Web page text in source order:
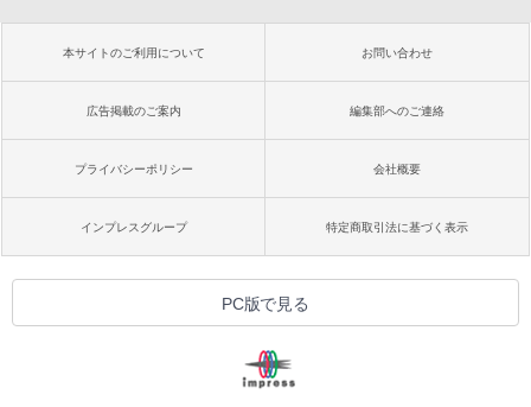
本サイトのご利用について お問い合わせ
広告掲載のご案内 編集部へのご連絡
プライバシーポリシー 会社概要
インプレスグループ 特定商取引法に基づく表示
PC版で見る